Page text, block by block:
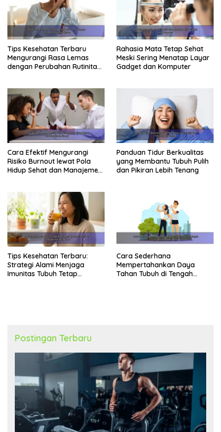
Tips Kesehatan Terbaru
Mengurangi Rasa Lemas
dengan Perubahan Rutinitas
Rahasia Mata Tetap Sehat
Meski Sering Menatap Layar
Gadget dan Komputer
Cara Efektif Mengurangi
Risiko Burnout lewat Pola
Hidup Sehat dan Manajemen
Panduan Tidur Berkualitas
yang Membantu Tubuh Pulih
dan Pikiran Lebih Tenang
Tips Kesehatan Terbaru:
Strategi Alami Menjaga
Imunitas Tubuh Tetap
Cara Sederhana
Mempertahankan Daya
Tahan Tubuh di Tengah
Postingan Terbaru